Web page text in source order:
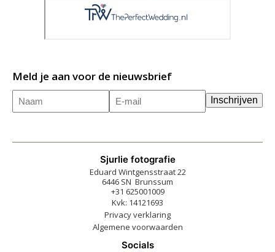
Meld je aan voor de nieuwsbrief
Naam
E-
mailadres(Vereist)
Inschrijven
Sjurlie fotografie
Eduard Wintgensstraat 22
6446 SN Brunssum
+31 625001009
Kvk: 14121693
Privacy verklaring
Algemene voorwaarden
Socials